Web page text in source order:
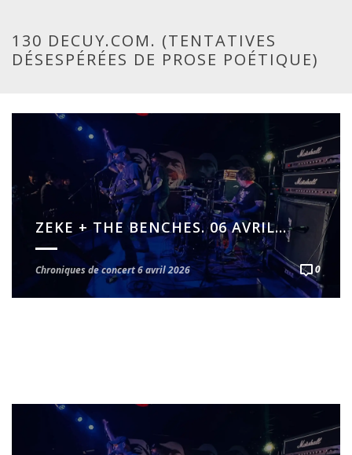
130 DECUY.COM. (TENTATIVES
DÉSESPÉRÉES DE PROSE POÉTIQUE)